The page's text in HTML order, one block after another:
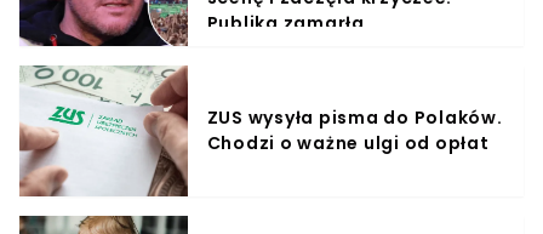
Publika zamarła
ZUS wysyła pisma do Polaków.
Chodzi o ważne ulgi od opłat